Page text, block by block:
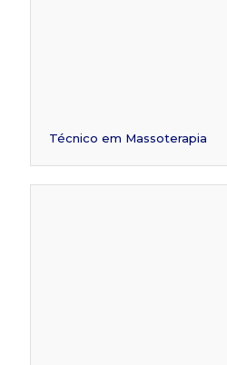
Técnico em Massoterapia